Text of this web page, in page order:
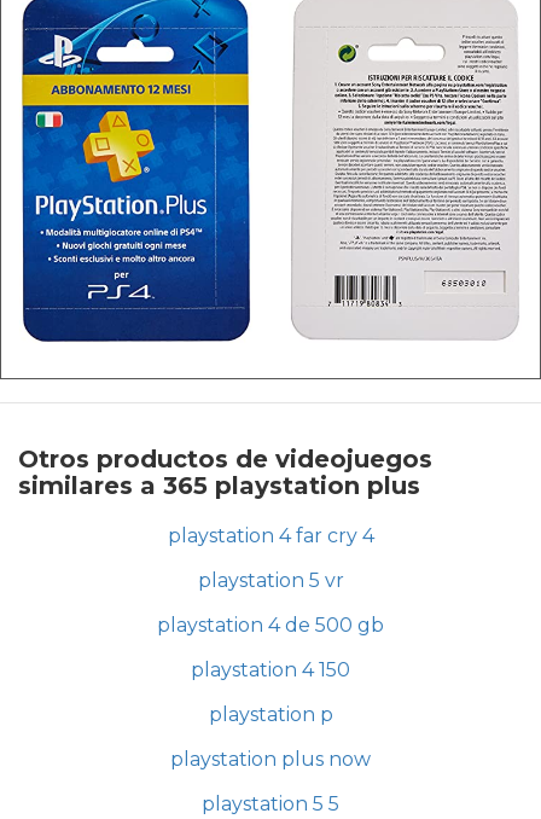
Otros productos de videojuegos
similares a 365 playstation plus
playstation 4 far cry 4
playstation 5 vr
playstation 4 de 500 gb
playstation 4 150
playstation p
playstation plus now
playstation 5 5